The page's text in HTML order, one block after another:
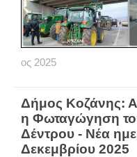
ος 2025
Δήμος Κοζάνης:
η Φωταγώγηση
Δέντρου - Νέα
Δεκεμβρίου 2025